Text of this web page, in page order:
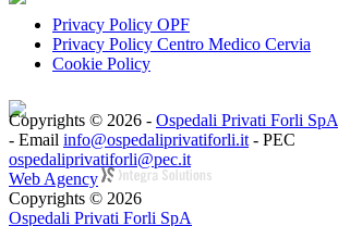
Privacy Policy OPF
Privacy Policy Centro Medico Cervia
Cookie Policy
Copyrights © 2026 - Ospedali Privati Forli SpA
- Email info@ospedaliprivatiforli.it - PEC
ospedaliprivatiforli@pec.it
Web Agency
Copyrights © 2026
Ospedali Privati Forli SpA